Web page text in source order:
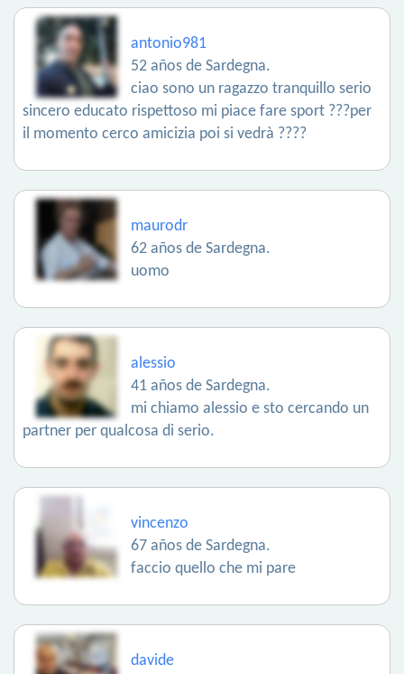
antonio981
52 años de Sardegna.
ciao sono un ragazzo tranquillo serio
sincero educato rispettoso mi piace fare sport ???per
il momento cerco amicizia poi si vedrà ????
maurodr
62 años de Sardegna.
uomo
alessio
41 años de Sardegna.
mi chiamo alessio e sto cercando un
partner per qualcosa di serio.
vincenzo
67 años de Sardegna.
faccio quello che mi pare
davide